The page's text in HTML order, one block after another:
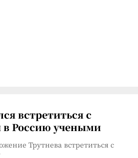
встретиться с
Россию учеными
Трутнева встретиться с